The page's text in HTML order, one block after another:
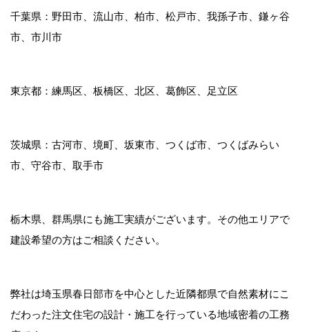
千葉県：野田市、流山市、柏市、松戸市、我孫子市、鎌ヶ谷
市、市川市
東京都：練馬区、板橋区、北区、葛飾区、足立区
茨城県：古河市、境町、坂東市、つくば市、つくばみらい
市、守谷市、取手市
栃木県、群馬県にも施工実績がございます。その他エリアで
建設希望の方はご相談ください。
弊社は埼玉県春日部市を中心とした近隣都県で自然素材にこ
だわった注文住宅の設計・施工を行っている地域密着の工務